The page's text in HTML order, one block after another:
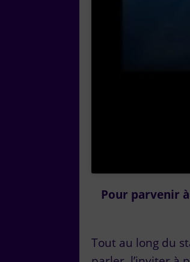
Pour parvenir
Tout au long du